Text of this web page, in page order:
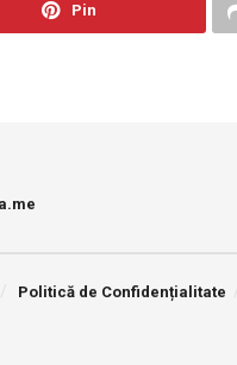
Pin
Politică de Confidențialitate